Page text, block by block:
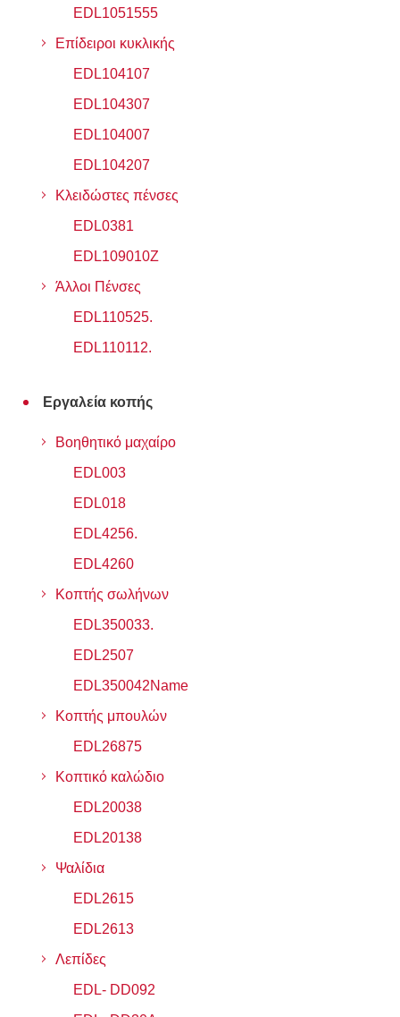
EDL1051555
Επίδειροι κυκλικής
EDL104107
EDL104307
EDL104007
EDL104207
Κλειδώστες πένσες
EDL0381
EDL109010Z
Άλλοι Πένσες
EDL110525.
EDL110112.
Εργαλεία κοπής
Βοηθητικό μαχαίρο
EDL003
EDL018
EDL4256.
EDL4260
Κοπτής σωλήνων
EDL350033.
EDL2507
EDL350042Name
Κοπτής μπουλών
EDL26875
Κοπτικό καλώδιο
EDL20038
EDL20138
Ψαλίδια
EDL2615
EDL2613
Λεπίδες
EDL- DD092